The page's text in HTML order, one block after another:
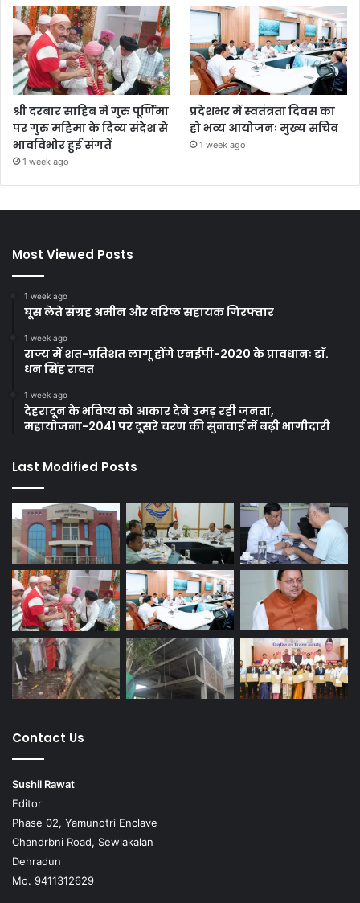
श्री दरबार साहिब में गुरु पूर्णिमा
पर गुरु महिमा के दिव्य संदेश से
भावविभोर हुई संगतें
1 week ago
प्रदेशभर में स्वतंत्रता दिवस का
हो भव्य आयोजनः मुख्य सचिव
1 week ago
Most Viewed Posts
1 week ago
घूस लेते संग्रह अमीन और वरिष्ठ सहायक गिरफ्तार
1 week ago
राज्य में शत-प्रतिशत लागू होंगे एनईपी-2020 के प्रावधानः डाॅ.
धन सिंह रावत
1 week ago
देहरादून के भविष्य को आकार देने उमड़ रही जनता,
महायोजना-2041 पर दूसरे चरण की सुनवाई में बढ़ी भागीदारी
Last Modified Posts
Contact Us
Sushil Rawat
Editor
Phase 02, Yamunotri Enclave
Chandrbni Road, Sewlakalan
Dehradun
Mo. 9411312629